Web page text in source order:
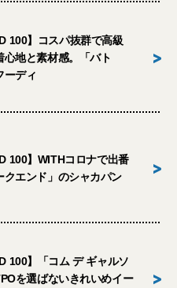
100】コスパ抜群で高級
心地と素材感。「バト
ーディ
>
100】WITHコロナで出番
クエンド」のシャカパン
>
100】「コム デ ギャルソ
を選ばないきれいめイー
>